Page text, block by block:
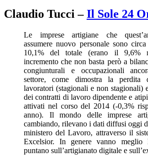
Claudio Tucci –Il Sole 24
Le imprese artigiane che
assumere nuovo personale sono
10,1% del totale (erano il 9,6%
incremento che non basta però a
congiunturali e occupazionali
settore, come dimostra la
lavoratori (stagionali e non stagionali)
dei contratti di lavoro dipendente e
attivati nel corso del 2014 (-0,3%
anno). Il mondo delle imprese
cambiando, rilevano i dati diffusi oggi
ministero del Lavoro, attraverso il
Excelsior. In genere vanno meglio
puntano sull’artigianato digitale e